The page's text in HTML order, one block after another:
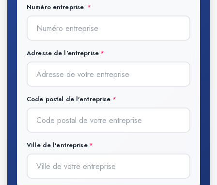
Numéro entreprise
Adresse de l'entreprise
Code postal de l'entreprise
Ville de l'entreprise